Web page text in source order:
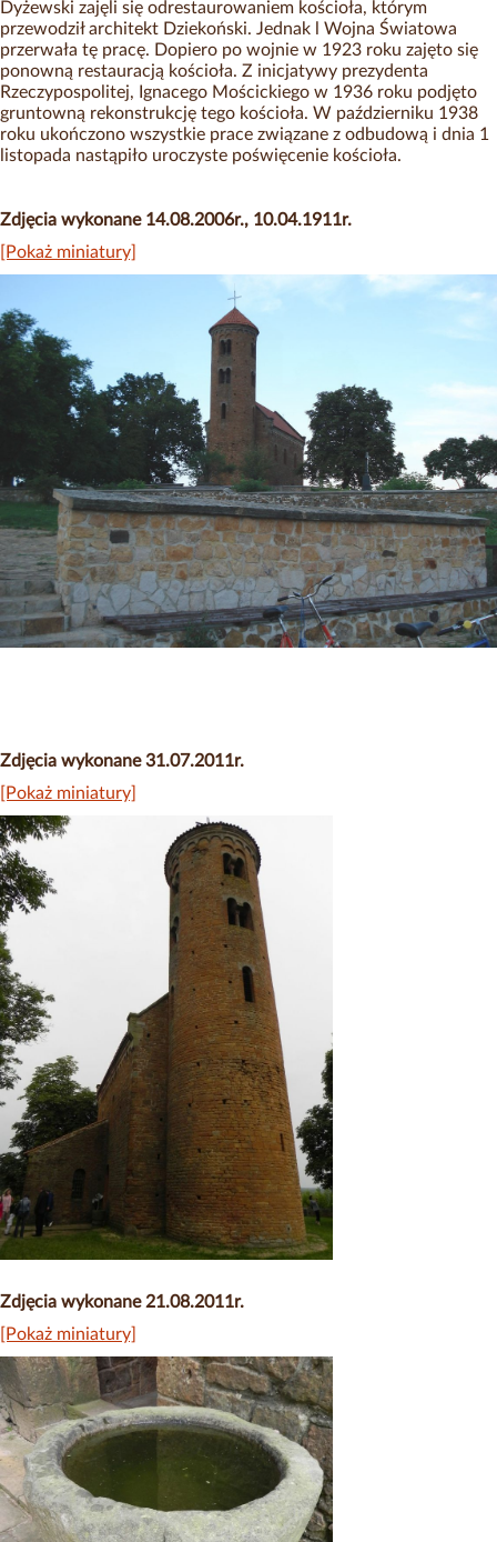
Dyżewski zajęli się odrestaurowaniem kościoła, którym
przewodził architekt Dziekoński. Jednak l Wojna Światowa
przerwała tę pracę. Dopiero po wojnie w 1923 roku zajęto się
ponowną restauracją kościoła. Z inicjatywy prezydenta
Rzeczypospolitej, Ignacego Mościckiego w 1936 roku podjęto
gruntowną rekonstrukcję tego kościoła. W październiku 1938
roku ukończono wszystkie prace związane z odbudową i dnia 1
listopada nastąpiło uroczyste poświęcenie kościoła.
Zdjęcia wykonane 14.08.2006r., 10.04.1911r.
[Pokaż miniatury]
Zdjęcia wykonane 31.07.2011r.
[Pokaż miniatury]
Zdjęcia wykonane 21.08.2011r.
[Pokaż miniatury]